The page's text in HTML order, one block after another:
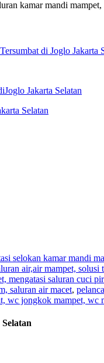
kamar mandi
di Joglo Jakarta
Jakarta Selatan
Selatan
selokan kamar mandi
air,air mampet,
mengatasi saluran cuci
saluran air macet,
wc jongkok mampet, wc